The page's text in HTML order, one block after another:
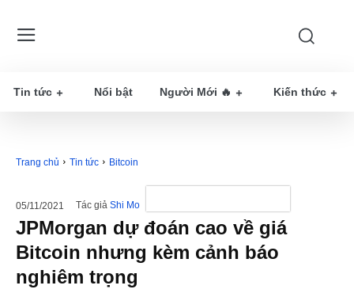
Tin tức Nổi bật Người Mới 🔥 Kiến thức
Trang chủ Tin tức Bitcoin
05/11/2021 Tác giả Shi Mo
JPMorgan dự đoán cao về giá
Bitcoin nhưng kèm cảnh báo
nghiêm trọng